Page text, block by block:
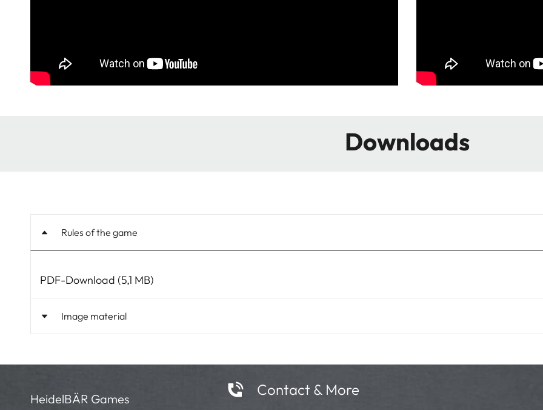
Downloads
Rules of the game
PDF-Download (5,1 MB)
Image material
HeidelBÄR Games
Contact & More